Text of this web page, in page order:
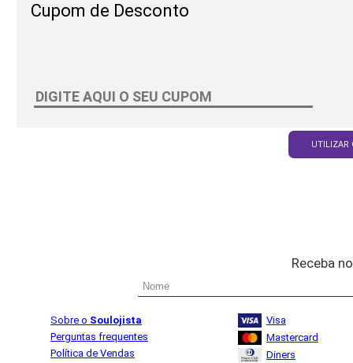
Cupom de Desconto
UTILIZAR
Receba
Sobre o Soulojista
Perguntas frequentes
Política de Vendas
Visa
Mastercard
Diners